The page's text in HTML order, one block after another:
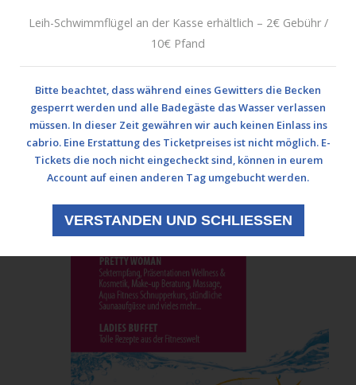
Leih-Schwimmflügel an der Kasse erhältlich – 2€ Gebühr /
10€ Pfand
Bitte beachtet, dass während eines Gewitters die Becken
gesperrt werden und alle Badegäste das Wasser verlassen
müssen. In dieser Zeit gewähren wir auch keinen Einlass ins
cabrio. Eine Erstattung des Ticketpreises ist nicht möglich. E-
Tickets die noch nicht eingecheckt sind, können in eurem
Account auf einen anderen Tag umgebucht werden.
VERSTANDEN UND SCHLIESSEN